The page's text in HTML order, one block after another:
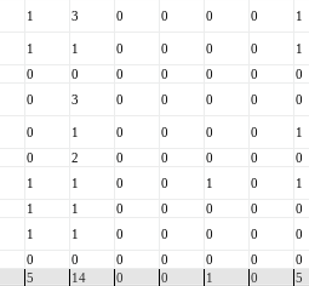
1 3 0 0 0 0 1
1 1 0 0 0 0
1
0 0 0 0 0 0
0
0 3 0 0 0 0 0
0 1 0 0 0 0
1
0 2 0 0 0 0
0
1 1 0 0 1 0
1
1 1 0 0 0 0
0
1 1 0 0 0 0
0
0 0 0 0 0 0
0
5 14 0 0 1 0 5